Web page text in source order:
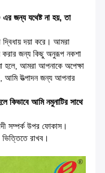
জন্য যথেষ্ট না হয়, তা
দ্বিধায় দয়া করে। আমরা
করার জন্য কিছু অনুরূপ নকশা
হলে, আমরা আপনাকে অপেক্ষা
আমি উত্পাদন জন্য আপনার
কিভাবে আমি নমুনাটির সাথে
সম্পর্ক উপর ফোকাস।
ভিত্তিতে রাখব।